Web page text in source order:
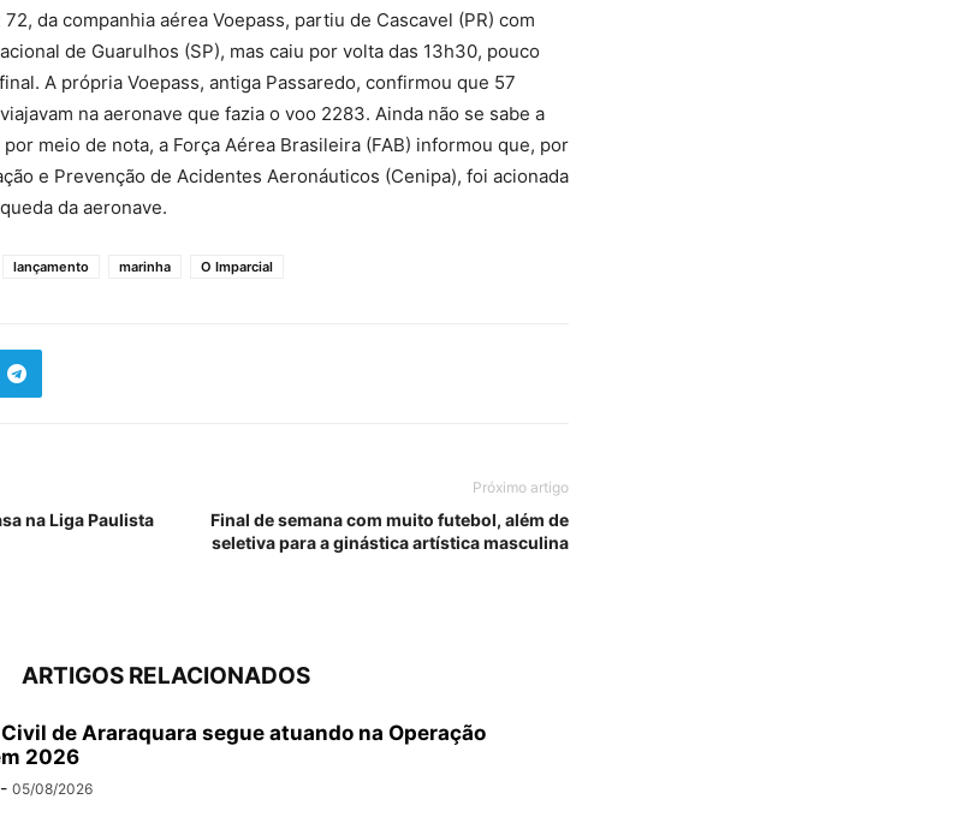
da companhia aérea Voepass, partiu de Cascavel (PR) com
de Guarulhos (SP), mas caiu por volta das 13h30, pouco
A própria Voepass, antiga Passaredo, confirmou que 57
na aeronave que fazia o voo 2283. Ainda não se sabe a
meio de nota, a Força Aérea Brasileira (FAB) informou que, por
e Prevenção de Acidentes Aeronáuticos (Cenipa), foi acionada
da aeronave.
lançamento marinha O Imparcial
na Liga Paulista
Próximo artigo
Final de semana com muito futebol, além de
seletiva para a ginástica artística masculina
ARTIGOS RELACIONADOS
de Araraquara segue atuando na Operação
2026
- 05/08/2026